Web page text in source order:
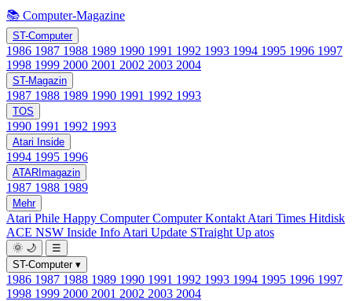
📚 Computer-Magazine
ST-Computer
1986 1987 1988 1989 1990 1991 1992 1993 1994 1995 1996 1997
1998 1999 2000 2001 2002 2003 2004
ST-Magazin
1987 1988 1989 1990 1991 1992 1993
TOS
1990 1991 1992 1993
Atari Inside
1994 1995 1996
ATARImagazin
1987 1988 1989
Mehr
Atari Phile Happy ComputerComputer Kontakt Atari Times Hitdisk
ACE NSW Inside Info Atari Update STraight Up atos
🌞 🌙
☰
ST-Computer ▾
1986 1987 1988 1989 1990 1991 1992 1993 1994 1995 1996 1997
1998 1999 2000 2001 2002 2003 2004